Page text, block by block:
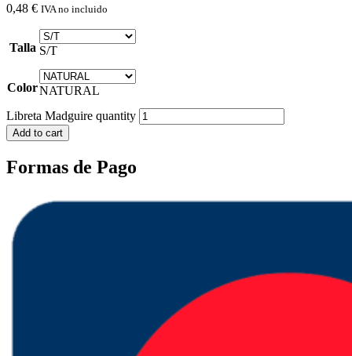
0,48 € IVA no incluido
Talla S/T
ColorNATURAL
Libreta Madguire quantity
Add to cart
Formas de Pago